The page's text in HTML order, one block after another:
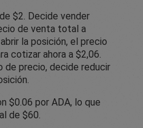
$2. Decide vender
de venta total a
la posición, el precio
cotizar ahora a $2,06.
de precio, decide reducir
$0.06 por ADA, lo que
de $60.